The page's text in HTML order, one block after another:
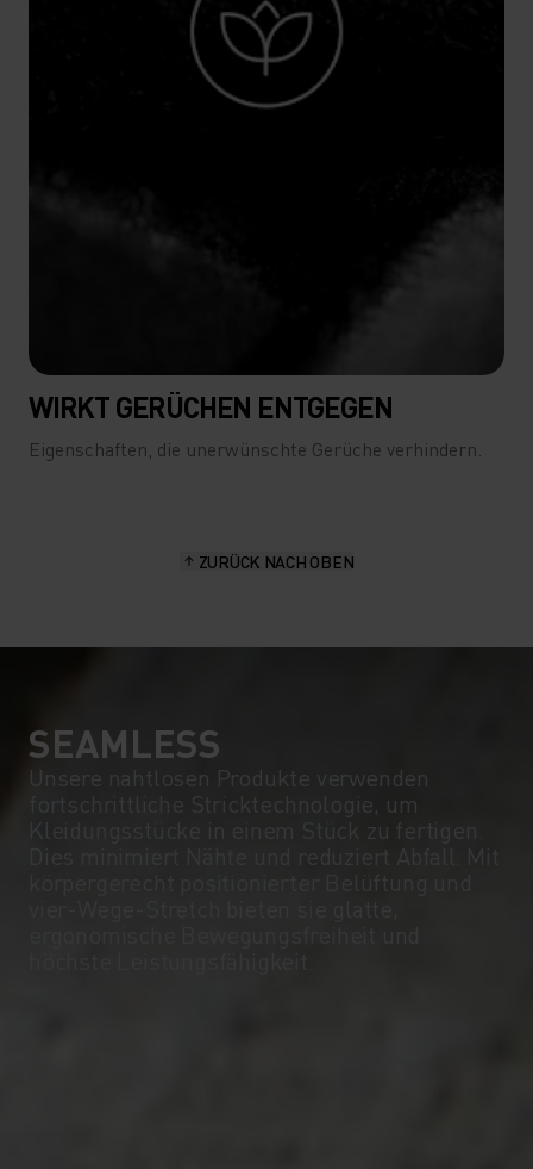
WIRKT GERÜCHEN ENTGEGEN
Eigenschaften, die unerwünschte Gerüche verhindern.
ZURÜCK NACH OBEN
SEAMLESS
Unsere nahtlosen Produkte verwenden
fortschrittliche Stricktechnologie, um
Kleidungsstücke in einem Stück zu fertigen.
Dies minimiert Nähte und reduziert Abfall. Mit